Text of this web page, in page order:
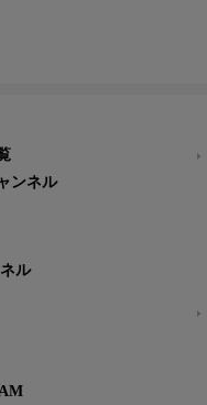
ンネル
ル